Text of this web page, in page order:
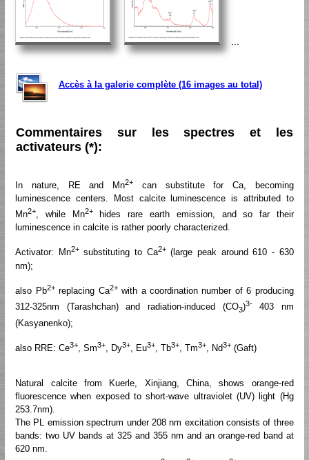
Accès à la galerie complète (16 images au total)
Commentaires sur les spectres et les
activateurs (*):
In nature, RE and Mn2+
can substitute for Ca, becoming
luminescence centers. Most calcite luminescence is attributed to
Mn2+, while Mn2+hides rare earth emission, and so far their
luminescence in calcite is rather poorly characterized.
Activator: Mn2+substituting to Ca2+(large peak around 610 - 630
nm);
also Pb2+replacing Ca2+with a coordination number of 6 producing
312-325nm (Tarashchan) and radiation-induced (CO3)3-403 nm
(Kasyanenko);
also RRE: Ce3+, Sm3+, Dy3+, Eu3+, Tb3+, Tm3+, Nd3+ (Gaft)
Natural calcite from Kuerle, Xinjiang, China, shows orange-red
fluorescence when exposed to short-wave ultraviolet (UV) light (Hg
253.7nm).
The PL emission spectrum under 208 nm excitation consists of three
bands: two UV bands at 325 and 355 nm and an orange-red band at
620 nm.